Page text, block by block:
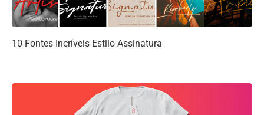
10 Fontes Incríveis Estilo Assinatura